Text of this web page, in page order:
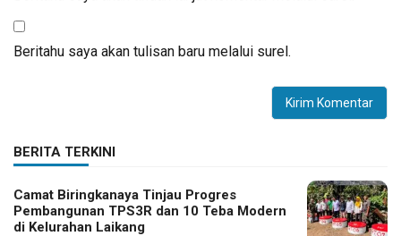
Beritahu saya akan tulisan baru melalui surel.
BERITA TERKINI
Camat Biringkanaya Tinjau Progres
Pembangunan TPS3R dan 10 Teba Modern
di Kelurahan Laikang